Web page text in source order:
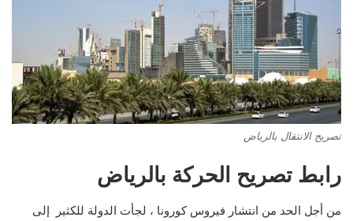
تصريح الانتقال بالرياض
رابط تصريح الحركة بالرياض
من أجل الحد من انتشار فيروس كورونا ، لجأت الدولة للكثير إلى